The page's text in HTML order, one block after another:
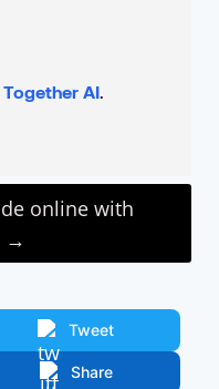
online with
→
Tweet
Share